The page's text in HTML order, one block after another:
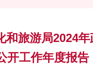
和旅游局2024
开工作年度报告